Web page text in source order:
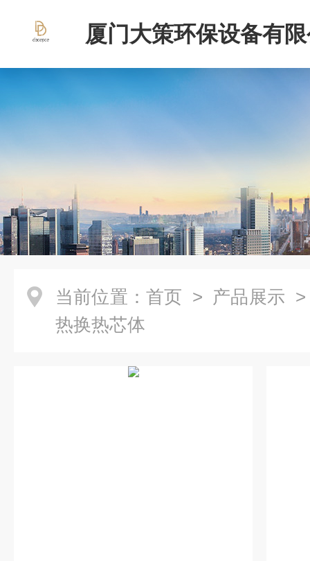
厦门大策环保设备有
当前位置： 首页 > 产品展示
热换热芯体